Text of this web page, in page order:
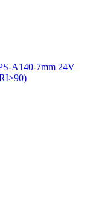
A140-7mm 24V